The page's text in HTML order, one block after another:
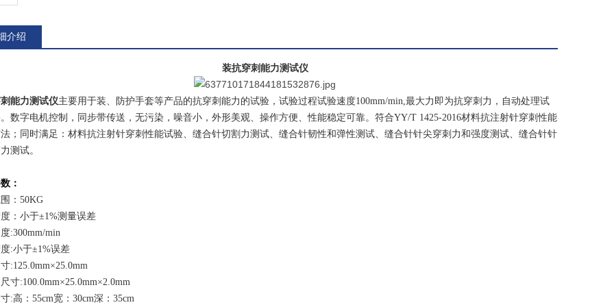
介绍
装抗穿刺能力测试仪
能力测试仪主要用于装、防护手套等产品的抗穿刺能力的试验，试验过程试验速度100mm/min,最大力即为抗穿刺力，自动处理试
数字电机控制，同步带传送，无污染，噪音小，外形美观、操作方便、性能稳定可靠。 符合YY/T 1425-2016材料抗注射针穿刺性能
；同时满足：材料抗注射针穿刺性能试验、缝合针切割力测试、缝合针韧性和弹性测试、缝合针针尖穿刺力和强度测试、缝合针针
测试。
：
：50KG
：小于±1%测量误差
:300mm/min
:小于±1%误差
:125.0mm×25.0mm
寸:100.0mm×25.0mm×2.0mm
:高：55cm宽：30cm深：35cm